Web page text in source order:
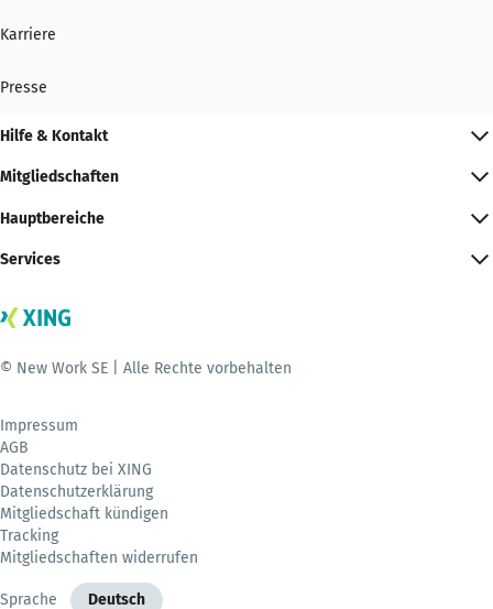
Karriere
Presse
Hilfe & Kontakt
Mitgliedschaften
Hauptbereiche
Services
© New Work SE | Alle Rechte vorbehalten
Impressum
AGB
Datenschutz bei XING
Datenschutzerklärung
Mitgliedschaft kündigen
Tracking
Mitgliedschaften widerrufen
Sprache Deutsch